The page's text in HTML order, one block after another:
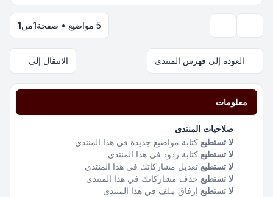
5 مواضيع • صفحة 1من1
العودة إلى فهرس المنتدى الانتقال إلى
معلومات
صلاحيات المنتدى
لا تستطيع كتابة مواضيع جديدة في هذا المنتدى
لا تستطيع كتابة ردود في هذا المنتدى
لا تستطيع تعديل مشاركاتك في هذا المنتدى
لا تستطيع حذف مشاركاتك في هذا المنتدى
لا تستطيع إرفاق ملف في هذا المنتدى